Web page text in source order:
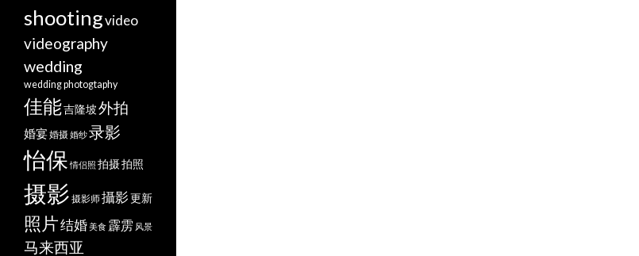
shootingvideo
videography
wedding
wedding photogtaphy
佳能吉隆坡外拍
婚宴婚摄婚纱录影
怡保 情侣照 拍摄拍照
摄影 摄影师攝影更新
照片结婚美食 霹雳 风景
马来西亚